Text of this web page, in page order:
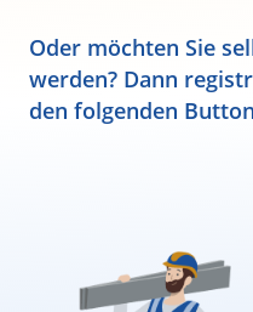
Oder möchten Sie
werden? Dann
den folgenden